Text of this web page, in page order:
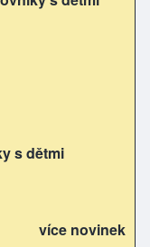
s dětmi
více novinek